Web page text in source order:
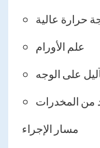
حرارة عالية
علم الأورام
مسار الإجراء